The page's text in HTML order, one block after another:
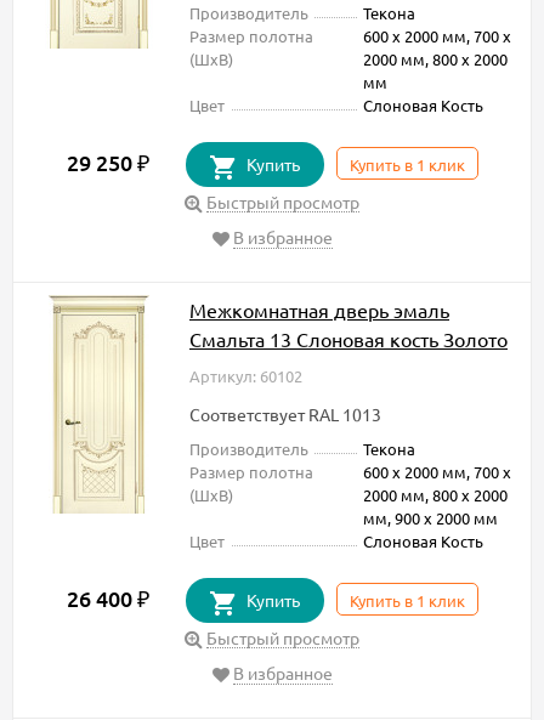
Производитель
Текона
Размер полотна
(ШxВ)
600 х 2000 мм, 700 х
2000 мм, 800 х 2000
мм
Цвет
Слоновая Кость
29 250 ₽ Купить Купить в 1 клик
Быстрый просмотр
В избранное
Межкомнатная дверь эмаль
Смальта 13 Слоновая кость Золото
Артикул: 60102
Соответствует RAL 1013
Производитель
Текона
Размер полотна
(ШxВ)
600 х 2000 мм, 700 х
2000 мм, 800 х 2000
мм, 900 х 2000 мм
Цвет
Слоновая Кость
26 400 ₽ Купить Купить в 1 клик
Быстрый просмотр
В избранное